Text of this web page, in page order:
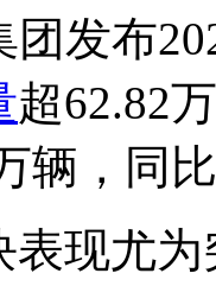
团发布
超62.82
辆，同
表现尤为